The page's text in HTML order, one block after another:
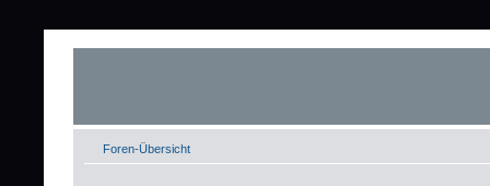
Foren-Übersicht